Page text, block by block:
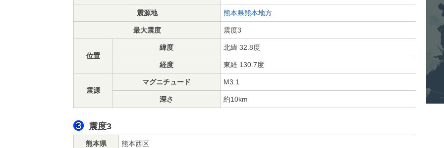
震源地 熊本県熊本地方
最大震度 震度3
位置
緯度 北緯 32.8度
経度 東経 130.7度
震源
マグニチュード M3.1
深さ 約10km
震度3
熊本県 熊本西区